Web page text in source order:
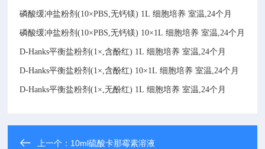
磷酸缓冲盐粉剂(10×PBS,无钙镁) 1L 细胞培养 室温,24个月
磷酸缓冲盐粉剂(10×PBS,无钙镁) 10×1L 细胞培养 室温,24个月
D-Hanks平衡盐粉剂(1×,含酚红) 1L 细胞培养 室温,24个月
D-Hanks平衡盐粉剂(1×,含酚红) 10×1L 细胞培养 室温,24个月
D-Hanks平衡盐粉剂(1×,无酚红) 1L 细胞培养 室温,24个月
上一个： 10ml硫酸卡那霉素溶液